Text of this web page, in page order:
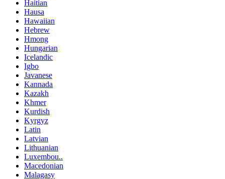
Haitian
Hausa
Hawaiian
Hebrew
Hmong
Hungarian
Icelandic
Igbo
Javanese
Kannada
Kazakh
Khmer
Kurdish
Kyrgyz
Latin
Latvian
Lithuanian
Luxembou..
Macedonian
Malagasy